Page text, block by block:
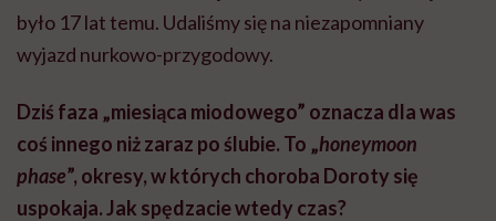
było 17 lat temu. Udaliśmy się na niezapomniany
wyjazd nurkowo-przygodowy.
Dziś faza „miesiąca miodowego” oznacza dla was
coś innego niż zaraz po ślubie. To „honeymoon
phase”, okresy, w których choroba Doroty się
uspokaja. Jak spędzacie wtedy czas?